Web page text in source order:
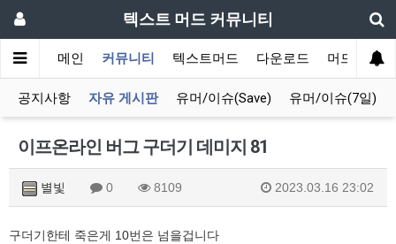
텍스트 머드 커뮤니티
메인 커뮤니티 텍스트머드 다운로드 머드 잡담
공지사항 자유 게시판 유머/이슈(Save) 유머/이슈(7일)
이프온라인 버그 구더기 데미지 81
별빛 0 8109 2023.03.16 23:02
구더기한테 죽은게 10번은 넘을겁니다